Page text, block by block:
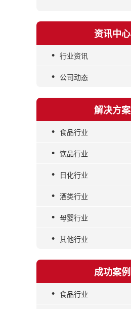
资讯中心
• 行业资讯
• 公司动态
解决方案
• 食品行业
• 饮品行业
• 日化行业
• 酒类行业
• 母婴行业
• 其他行业
成功案例
• 食品行业